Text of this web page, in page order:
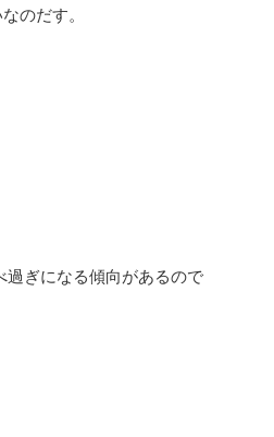
のだす。
過ぎになる傾向があるので